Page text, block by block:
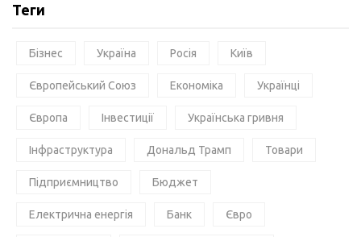
Теги
Бізнес Україна Росія Київ
Європейський Союз Економіка Українці
Європа Інвестиції Українська гривня
Інфраструктура Дональд Трамп Товари
Підприємництво Бюджет
Електрична енергія Банк Євро